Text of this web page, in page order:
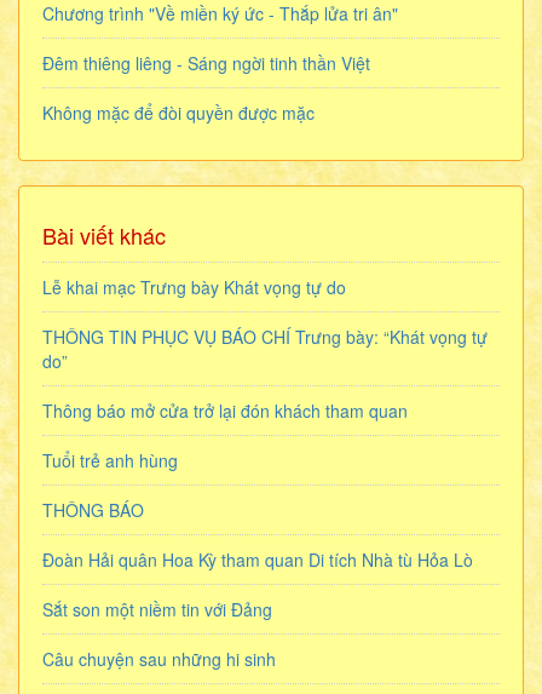
Chương trình "Về miền ký ức - Thắp lửa tri ân"
Đêm thiêng liêng - Sáng ngời tinh thần Việt
Không mặc để đòi quyền được mặc
Bài viết khác
Lễ khai mạc Trưng bày Khát vọng tự do
THÔNG TIN PHỤC VỤ BÁO CHÍ Trưng bày: “Khát vọng tự
do”
Thông báo mở cửa trở lại đón khách tham quan
Tuổi trẻ anh hùng
THÔNG BÁO
Đoàn Hải quân Hoa Kỳ tham quan Di tích Nhà tù Hỏa Lò
Sắt son một niềm tin với Đảng
Câu chuyện sau những hi sinh